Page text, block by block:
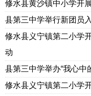
修水县黄沙镇中小学开
县第三中学举行新团员
修水县义宁镇第二小学
动
县第三中学举办“我心中
修水县义宁镇第二小学